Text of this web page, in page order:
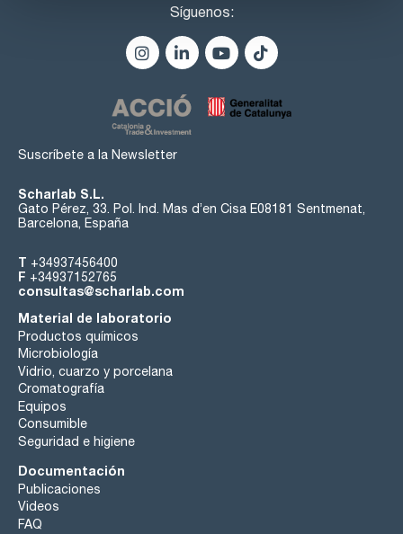
Síguenos:
Suscríbete a la Newsletter
Scharlab S.L.
Gato Pérez, 33. Pol. Ind. Mas d’en Cisa E08181 Sentmenat,
Barcelona, España
T +34937456400
F +34937152765
consultas@scharlab.com
Material de laboratorio
Productos químicos
Microbiología
Vidrio, cuarzo y porcelana
Cromatografía
Equipos
Consumible
Seguridad e higiene
Documentación
Publicaciones
Videos
FAQ